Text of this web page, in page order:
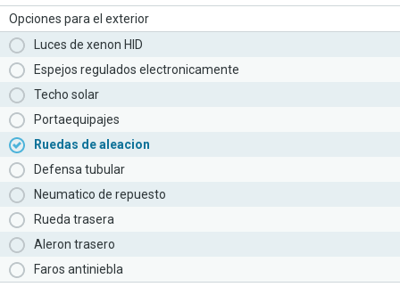
Opciones para el exterior
Luces de xenon HID
Espejos regulados electronicamente
Techo solar
Portaequipajes
Ruedas de aleacion
Defensa tubular
Neumatico de repuesto
Rueda trasera
Aleron trasero
Faros antiniebla